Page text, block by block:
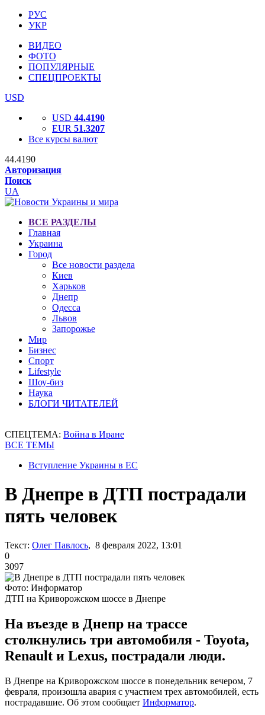
РУС
УКР
ВИДЕО
ФОТО
ПОПУЛЯРНЫЕ
СПЕЦПРОЕКТЫ
USD
USD 44.4190
EUR 51.3207
Все курсы валют
44.4190
Авторизация
Поиск
UA
ВСЕ РАЗДЕЛЫ
Главная
Украина
Город
Все новости раздела
Киев
Харьков
Днепр
Одесса
Львов
Запорожье
Мир
Бизнес
Спорт
Lifestyle
Шоу-биз
Наука
БЛОГИ ЧИТАТЕЛЕЙ
СПЕЦТЕМА: Война в Иране
ВСЕ ТЕМЫ
Вступление Украины в ЕС
В Днепре в ДТП пострадали
пять человек
Текст: Олег Павлось, 8 февраля 2022, 13:01
0
3097
Фото: Информатор
ДТП на Криворожском шоссе в Днепре
На въезде в Днепр на трассе
столкнулись три автомобиля - Toyota,
Renault и Lexus, пострадали люди.
В Днепре на Криворожском шоссе в понедельник вечером, 7
февраля, произошла авария с участием трех автомобилей, есть
пострадавшие. Об этом сообщает Информатор.